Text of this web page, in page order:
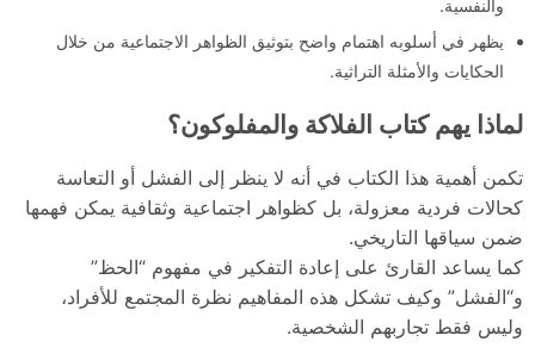
والنفسية.
يظهر في أسلوبه اهتمام واضح بتوثيق الظواهر الاجتماعية من خلال
الحكايات والأمثلة التراثية.
لماذا يهم كتاب الفلاكة والمفلوكون؟
تكمن أهمية هذا الكتاب في أنه لا ينظر إلى الفشل أو التعاسة
كحالات فردية معزولة، بل كظواهر اجتماعية وثقافية يمكن فهمها
ضمن سياقها التاريخي.
كما يساعد القارئ على إعادة التفكير في مفهوم “الحظ”
و“الفشل” وكيف تشكل هذه المفاهيم نظرة المجتمع للأفراد،
وليس فقط تجاربهم الشخصية.